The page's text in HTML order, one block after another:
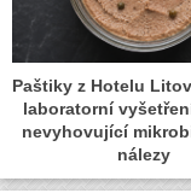
Paštiky z Hotelu
laboratorní
nevyhovující
nálezy